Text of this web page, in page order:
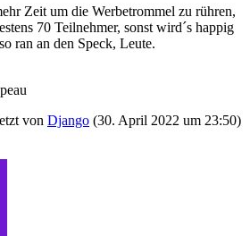
Zeit um die Werbetrommel zu rühren,
70 Teilnehmer, sonst wird´s happig
ran an den Speck, Leute.
von Django (30. April 2022 um 23:50)